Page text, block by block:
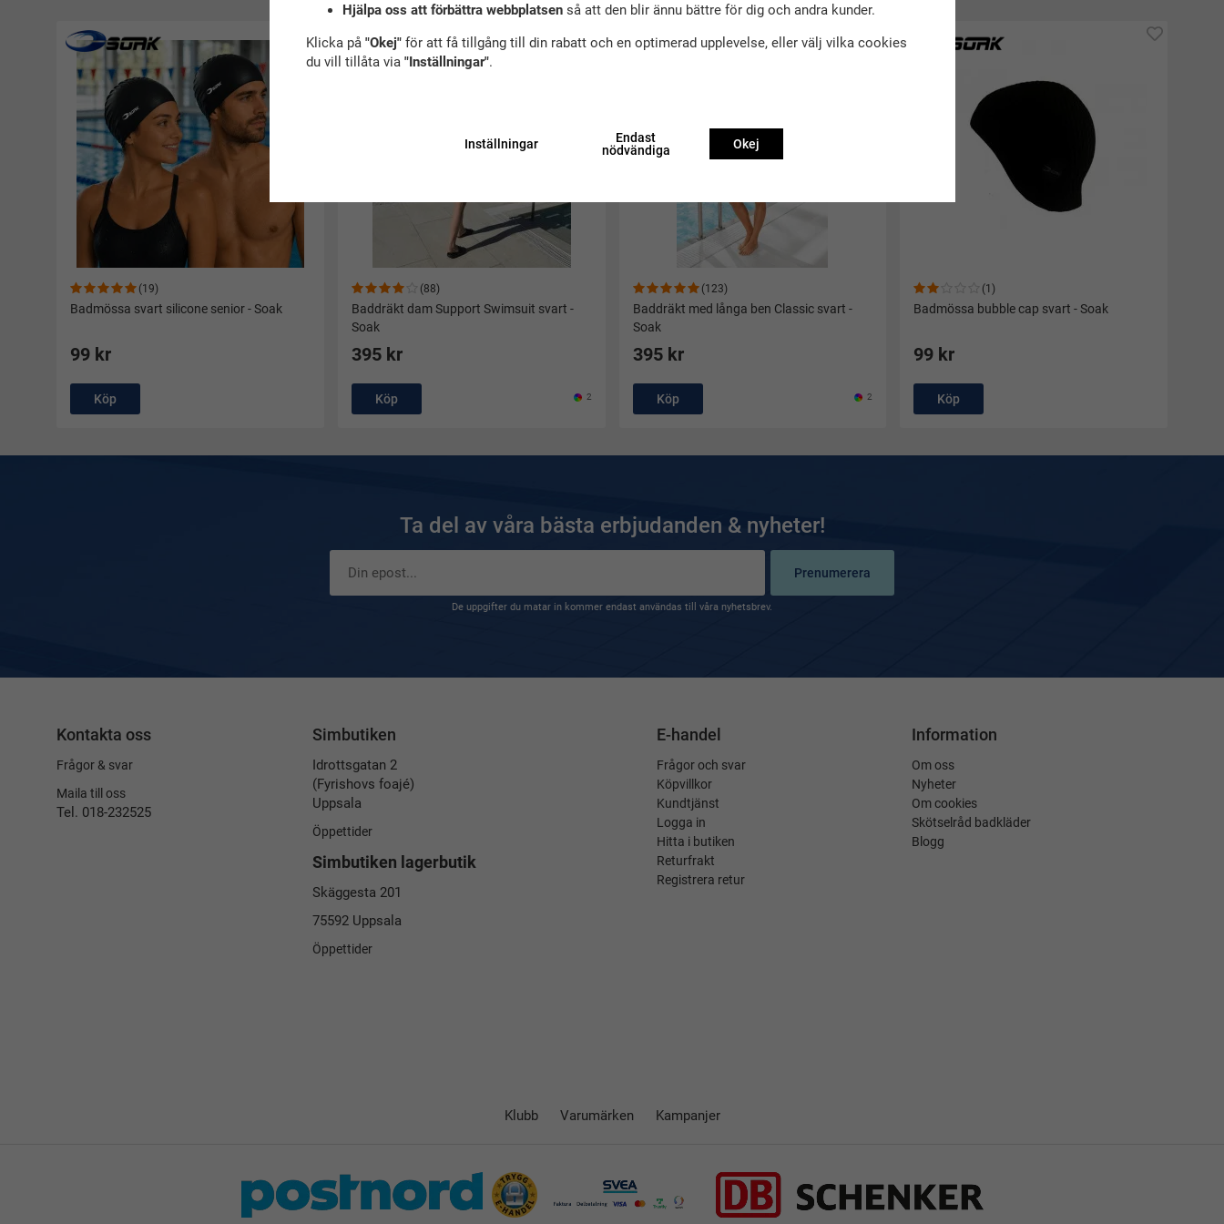
(19)
Badmössa svart silicone senior - Soak
99 kr
Köp
(88)
Baddräkt dam Support Swimsuit svart -
Soak
Rekommenderas
395 kr
Köp 2
(123)
Baddräkt med långa ben Classic svart -
Soak
395 kr
Köp 2
(1)
Badmössa bubble cap svart - Soak
99 kr
Köp
Ta del av våra bästa erbjudanden & nyheter!
Prenumerera
De uppgifter du matar in kommer endast användas till våra nyhetsbrev.
Kontakta oss
Frågor & svar
Maila till oss
Tel. 018-232525
Simbutiken
Idrottsgatan 2
(Fyrishovs foajé)
Uppsala
Öppettider
Simbutiken lagerbutik
Skäggesta 201
75592 Uppsala
Öppettider
E-handel
Frågor och svar
Köpvillkor
Kundtjänst
Logga in
Hitta i butiken
Returfrakt
Registrera retur
Information
Om oss
Nyheter
Om cookies
Skötselråd badkläder
Blogg
Klubb Varumärken Kampanjer
Hjälpa oss att förbättra webbplatsenså att den blir ännu bättre för dig och andra kunder.
Klicka på "Okej"för att få tillgång till din rabatt och en optimerad upplevelse, eller välj vilka cookies
du vill tillåta via "Inställningar".
Inställningar
Endast
nödvändiga
Okej